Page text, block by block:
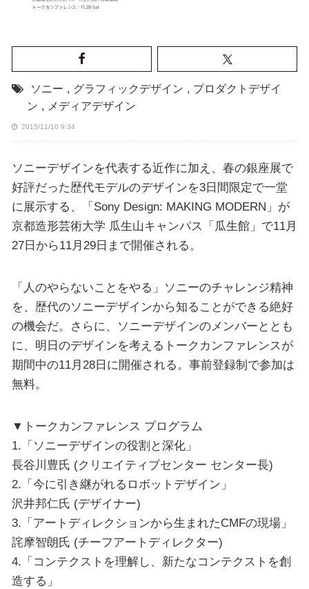
ソニー , グラフィックデザイン , プロダクトデザイ
ン , メディアデザイン
2015/11/10 9:34
ソニーデザインを代表する近作に加え、春の銀座展で
好評だった歴代モデルのデザインを3日間限定で一堂
に展示する、「Sony Design: MAKING MODERN」が
京都造形芸術大学 瓜生山キャンパス「瓜生館」で11月
27日から11月29日まで開催される。
「人のやらないことをやる」ソニーのチャレンジ精神
を、歴代のソニーデザインから知ることができる絶好
の機会だ。さらに、ソニーデザインのメンバーととも
に、明日のデザインを考えるトークカンファレンスが
期間中の11月28日に開催される。事前登録制で参加は
無料。
▼トークカンファレンス プログラム
1.「ソニーデザインの役割と深化」
長谷川豊氏 (クリエイティブセンター センター長)
2.「今に引き継がれるロボットデザイン」
沢井邦仁氏 (デザイナー)
3.「アートディレクションから生まれたCMFの現場」
詫摩智朗氏 (チーフアートディレクター)
4.「コンテクストを理解し、新たなコンテクストを創
造する」